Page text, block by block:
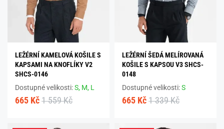
LEŽÉRNÍ KAMELOVÁ KOŠILE S
KAPSAMI NA KNOFLÍKY V2
SHCS-0146
Dostupné velikosti:S, M, L
665 Kč 1 559 Kč
LEŽÉRNÍ ŠEDÁ MELÍROVANÁ
KOŠILE S KAPSOU V3 SHCS-
0148
Dostupné velikosti:S
665 Kč 1 339 Kč